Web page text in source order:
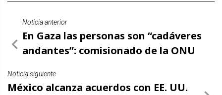
Noticia anterior
En Gaza las personas son “cadáveres
andantes”: comisionado de la ONU
Noticia siguiente
México alcanza acuerdos con EE. UU.